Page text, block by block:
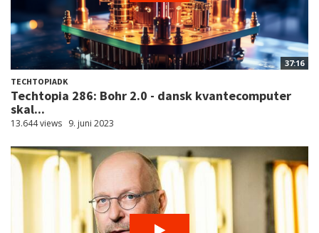
37:16
TECHTOPIADK
Techtopia 286: Bohr 2.0 - dansk kvantecomputer
skal...
13.644 views 9. juni 2023